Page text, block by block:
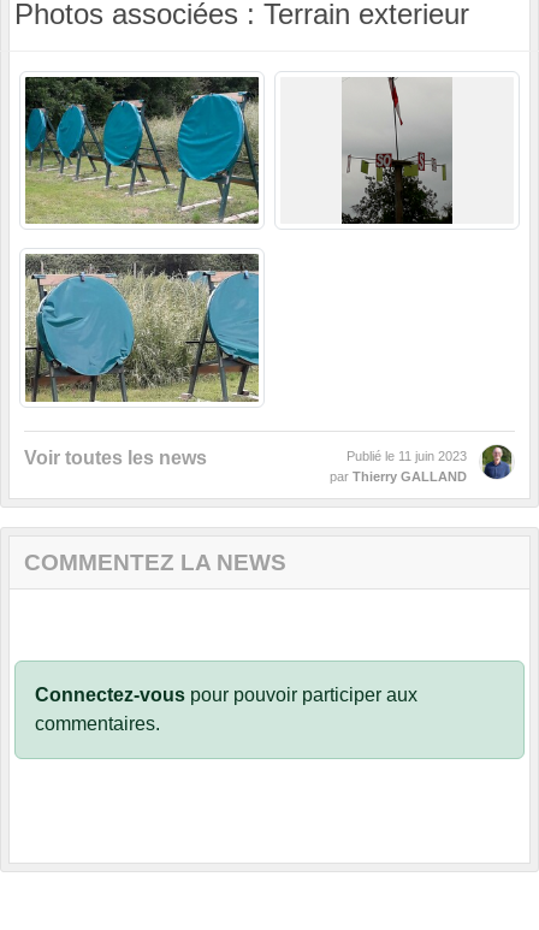
Photos associées : Terrain exterieur
Voir toutes les news Publié le 11 juin 2023
par Thierry GALLAND
COMMENTEZ LA NEWS
Connectez-vous pour pouvoir participer aux
commentaires.